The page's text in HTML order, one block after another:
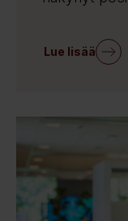
Lue lisää